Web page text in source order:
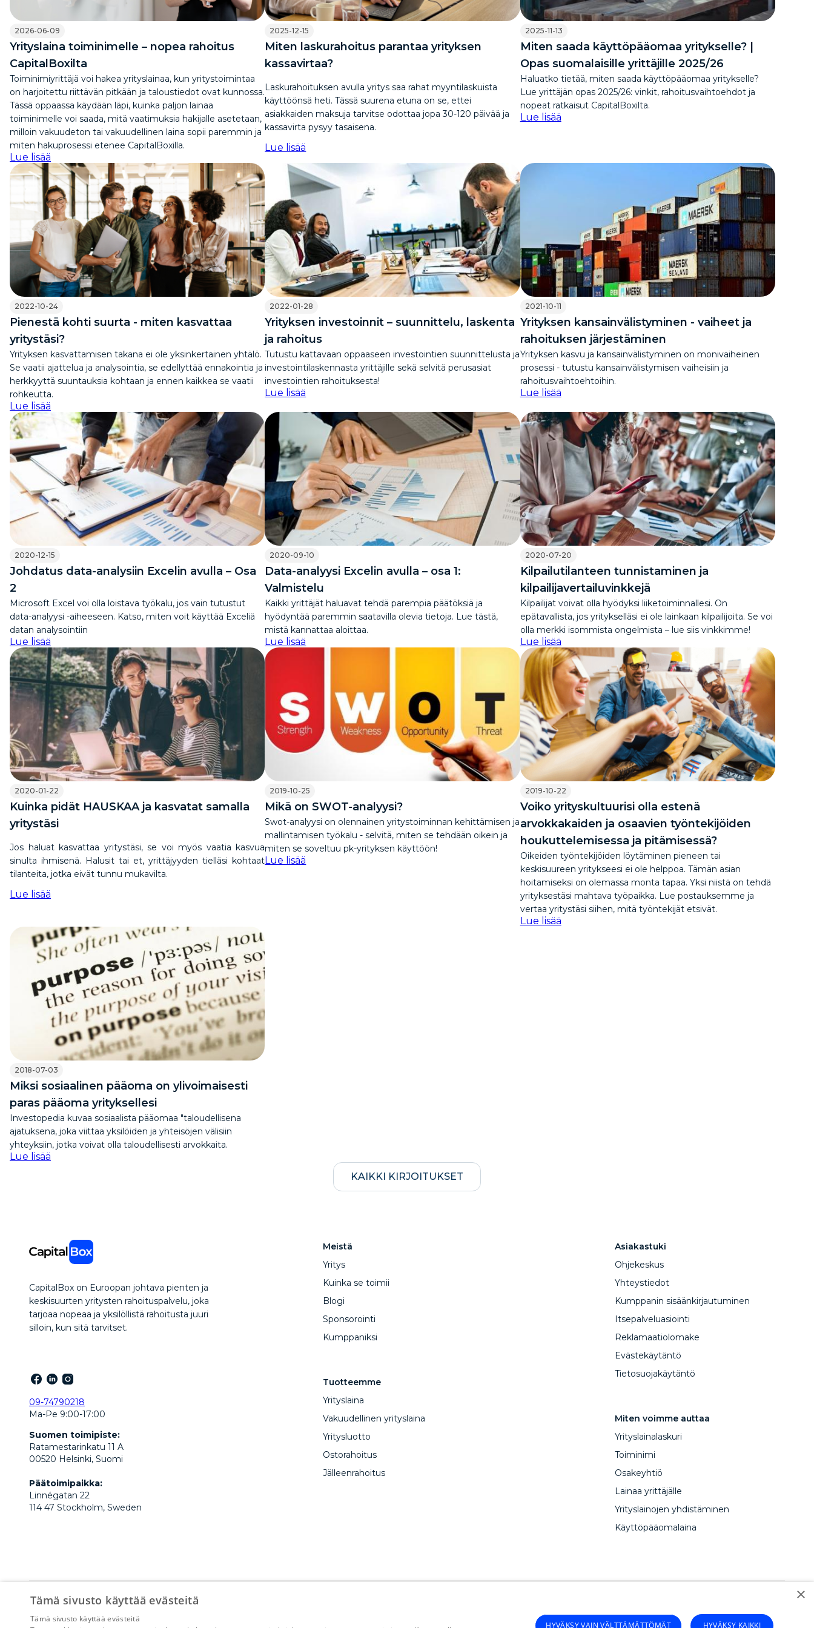
2026-06-09
Yrityslaina toiminimelle – nopea rahoitus
CapitalBoxilta
Toiminimiyrittäjä voi hakea yrityslainaa, kun yritystoimintaa
on harjoitettu riittävän pitkään ja taloustiedot ovat kunnossa.
Tässä oppaassa käydään läpi, kuinka paljon lainaa
toiminimelle voi saada, mitä vaatimuksia hakijalle asetetaan,
milloin vakuudeton tai vakuudellinen laina sopii paremmin ja
miten hakuprosessi etenee CapitalBoxilla.
Lue lisää
2025-12-15
Miten laskurahoitus parantaa yrityksen
kassavirtaa?
Laskurahoituksen avulla yritys saa rahat myyntilaskuista
käyttöönsä heti. Tässä suurena etuna on se, ettei
asiakkaiden maksuja tarvitse odottaa jopa 30-120 päivää ja
kassavirta pysyy tasaisena.
Lue lisää
2025-11-13
Miten saada käyttöpääomaa yritykselle? |
Opas suomalaisille yrittäjille 2025/26
Haluatko tietää, miten saada käyttöpääomaa yritykselle?
Lue yrittäjän opas 2025/26: vinkit, rahoitusvaihtoehdot ja
nopeat ratkaisut CapitalBoxilta.
Lue lisää
2022-10-24
Pienestä kohti suurta - miten kasvattaa
yritystäsi?
Yrityksen kasvattamisen takana ei ole yksinkertainen yhtälö.
Se vaatii ajattelua ja analysointia, se edellyttää ennakointia ja
herkkyyttä suuntauksia kohtaan ja ennen kaikkea se vaatii
rohkeutta.
Lue lisää
2022-01-28
Yrityksen investoinnit – suunnittelu, laskenta
ja rahoitus
Tutustu kattavaan oppaaseen investointien suunnittelusta ja
investointilaskennasta yrittäjille sekä selvitä perusasiat
investointien rahoituksesta!
Lue lisää
2021-10-11
Yrityksen kansainvälistyminen - vaiheet ja
rahoituksen järjestäminen
Yrityksen kasvu ja kansainvälistyminen on monivaiheinen
prosessi - tutustu kansainvälistymisen vaiheisiin ja
rahoitusvaihtoehtoihin.
Lue lisää
2020-12-15
Johdatus data-analysiin Excelin avulla – Osa
2
Microsoft Excel voi olla loistava työkalu, jos vain tutustut
data-analyysi -aiheeseen. Katso, miten voit käyttää Exceliä
datan analysointiin
Lue lisää
2020-09-10
Data-analyysi Excelin avulla – osa 1:
Valmistelu
Kaikki yrittäjät haluavat tehdä parempia päätöksiä ja
hyödyntää paremmin saatavilla olevia tietoja. Lue tästä,
mistä kannattaa aloittaa.
Lue lisää
2020-07-20
Kilpailutilanteen tunnistaminen ja
kilpailijavertailuvinkkejä
Kilpailijat voivat olla hyödyksi liiketoiminnallesi. On
epätavallista, jos yritykselläsi ei ole lainkaan kilpailijoita. Se voi
olla merkki isommista ongelmista – lue siis vinkkimme!
Lue lisää
2020-01-22
Kuinka pidät HAUSKAA ja kasvatat samalla
yritystäsi
Jos haluat kasvattaa yritystäsi, se voi myös vaatia kasvua
sinulta ihmisenä. Halusit tai et, yrittäjyyden tielläsi kohtaat
tilanteita, jotka eivät tunnu mukavilta.
Lue lisää
2019-10-25
Mikä on SWOT-analyysi?
Swot-analyysi on olennainen yritystoiminnan kehittämisen ja
mallintamisen työkalu - selvitä, miten se tehdään oikein ja
miten se soveltuu pk-yrityksen käyttöön!
Lue lisää
2019-10-22
Voiko yrityskultuurisi olla estenä
arvokkakaiden ja osaavien työntekijöiden
houkuttelemisessa ja pitämisessä?
Oikeiden työntekijöiden löytäminen pieneen tai
keskisuureen yritykseesi ei ole helppoa. Tämän asian
hoitamiseksi on olemassa monta tapaa. Yksi niistä on tehdä
yrityksestäsi mahtava työpaikka. Lue postauksemme ja
vertaa yritystäsi siihen, mitä työntekijät etsivät.
Lue lisää
2018-07-03
Miksi sosiaalinen pääoma on ylivoimaisesti
paras pääoma yrityksellesi
Investopedia kuvaa sosiaalista pääomaa "taloudellisena
ajatuksena, joka viittaa yksilöiden ja yhteisöjen välisiin
yhteyksiin, jotka voivat olla taloudellisesti arvokkaita.
Lue lisää
KAIKKI KIRJOITUKSET
CapitalBox on Euroopan johtava pienten ja
keskisuurten yritysten rahoituspalvelu, joka
tarjoaa nopeaa ja yksilöllistä rahoitusta juuri
silloin, kun sitä tarvitset.
09-74790218
Ma-Pe 9:00-17:00
Suomen toimipiste:
Ratamestarinkatu 11 A
00520 Helsinki, Suomi
Päätoimipaikka:
Linnégatan 22
114 47 Stockholm, Sweden
Meistä
Yritys
Kuinka se toimii
Blogi
Sponsorointi
Kumppaniksi
Tuotteemme
Yrityslaina
Vakuudellinen yrityslaina
Yritysluotto
Ostorahoitus
Jälleenrahoitus
Asiakastuki
Ohjekeskus
Yhteystiedot
Kumppanin sisäänkirjautuminen
Itsepalveluasiointi
Reklamaatiolomake
Evästekäytäntö
Tietosuojakäytäntö
Miten voimme auttaa
Yrityslainalaskuri
Toiminimi
Osakeyhtiö
Lainaa yrittäjälle
Yrityslainojen yhdistäminen
Käyttöpääomalaina
×
Tämä sivusto käyttää evästeitä
Tämä sivusto käyttää evästeitä
HYVÄKSY KAIKKI
HYVÄKSY VAIN VÄLTTÄMÄTTÖMÄT